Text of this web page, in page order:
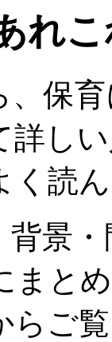
れ
、保
詳し
く読
景
まと
らご